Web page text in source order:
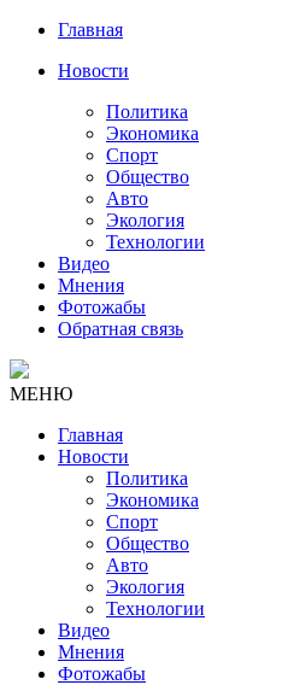
Главная
Новости
Политика
Экономика
Спорт
Общество
Авто
Экология
Технологии
Видео
Мнения
Фотожабы
Обратная связь
МЕНЮ
Главная
Новости
Политика
Экономика
Спорт
Общество
Авто
Экология
Технологии
Видео
Мнения
Фотожабы